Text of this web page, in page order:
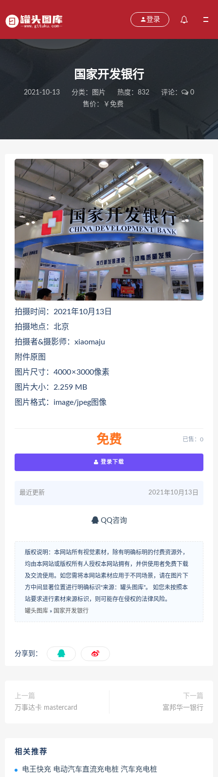
登录
国家开发银行
2021-10-13 分类： 图片 热度：832 评论：
0
售价：￥免费
拍摄时间：2021年10月13日
拍摄地点：北京
拍摄者&摄影师：xiaomaju
附件原图
图片尺寸：4000 × 3000像素
图片大小：2.259 MB
图片格式：image/jpeg图像
免费 已售：0
登录下载
最近更新 2021年10月13日
QQ咨询
版权说明：本网站所有视觉素材，除有明确标明的付费资源外，
均由本网站或版权所有人授权本网站拥有，并供使用者免费下载
及交流使用。如您需将本网站素材应用于不同场景，请在图片下
方中间显著位置进行明确标识“来源：罐头图库”。 如您未按照本
站要求进行素材来源标识，则可能存在侵权的法律风险。
罐头图库 » 国家开发银行
分享到：
上一篇
万事达卡 mastercard
下一篇
富邦华一银行
相关推荐
电王快充 电动汽车直流充电桩 汽车充电桩